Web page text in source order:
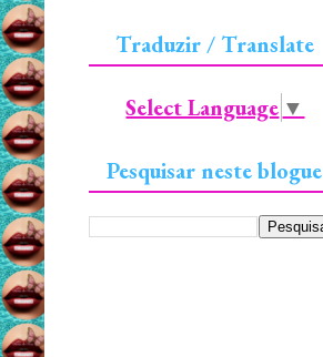
Traduzir / Translate
Select Language ▼
Pesquisar neste blogue